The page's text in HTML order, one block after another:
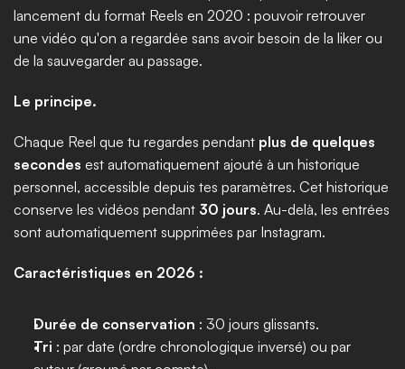
lancement du format Reels en 2020 : pouvoir retrouver
une vidéo qu'on a regardée sans avoir besoin de la liker ou
de la sauvegarder au passage.
Le principe.
Chaque Reel que tu regardes pendant plus de quelques
secondes est automatiquement ajouté à un historique
personnel, accessible depuis tes paramètres. Cet historique
conserve les vidéos pendant 30 jours. Au-delà, les entrées
sont automatiquement supprimées par Instagram.
Caractéristiques en 2026 :
Durée de conservation : 30 jours glissants.
Tri : par date (ordre chronologique inversé) ou par